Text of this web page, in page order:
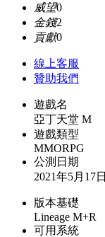
威望0
金錢2
貢獻0
線上客服
贊助我們
遊戲名
亞丁天堂 M
遊戲類型
MMORPG
公測日期
2021年5月17日
版本基礎
Lineage M+R
可用系統